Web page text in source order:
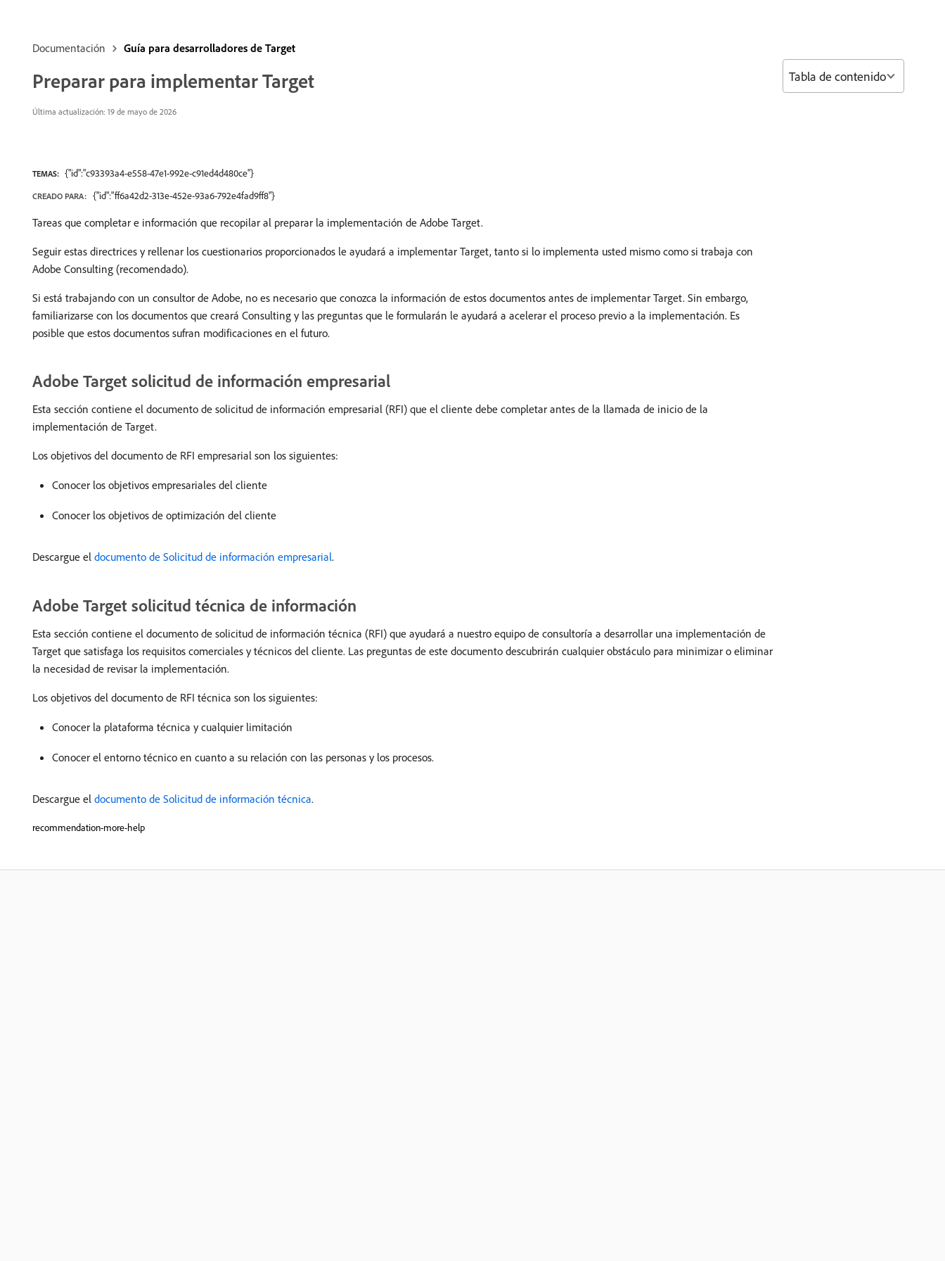
Documentación Guía para desarrolladores de Target
Preparar para implementar Target
Última actualización: 19 de mayo de 2026
TEMAS: {"id":"c93393a4-e558-47e1-992e-c91ed4d480ce"}
CREADO PARA: {"id":"ff6a42d2-313e-452e-93a6-792e4fad9ff8"}
Tareas que completar e información que recopilar al preparar la implementación de Adobe Target.
Seguir estas directrices y rellenar los cuestionarios proporcionados le ayudará a implementar Target, tanto si lo implementa usted mismo como si trabaja con
Adobe Consulting (recomendado).
Si está trabajando con un consultor de Adobe, no es necesario que conozca la información de estos documentos antes de implementar Target. Sin embargo,
familiarizarse con los documentos que creará Consulting y las preguntas que le formularán le ayudará a acelerar el proceso previo a la implementación. Es
posible que estos documentos sufran modificaciones en el futuro.
Adobe Target solicitud de información empresarial
Esta sección contiene el documento de solicitud de información empresarial (RFI) que el cliente debe completar antes de la llamada de inicio de la
implementación de Target.
Los objetivos del documento de RFI empresarial son los siguientes:
Conocer los objetivos empresariales del cliente
Conocer los objetivos de optimización del cliente
Descargue el documento de Solicitud de información empresarial.
Adobe Target solicitud técnica de información
Esta sección contiene el documento de solicitud de información técnica (RFI) que ayudará a nuestro equipo de consultoría a desarrollar una implementación de
Target que satisfaga los requisitos comerciales y técnicos del cliente. Las preguntas de este documento descubrirán cualquier obstáculo para minimizar o eliminar
la necesidad de revisar la implementación.
Los objetivos del documento de RFI técnica son los siguientes:
Conocer la plataforma técnica y cualquier limitación
Conocer el entorno técnico en cuanto a su relación con las personas y los procesos.
Descargue el documento de Solicitud de información técnica.
recommendation-more-help
Tabla de contenido